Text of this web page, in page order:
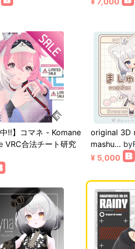
中‼】コマネ - Komane
VRC合法チート研究
original 3D
mashu…
¥ 5,000